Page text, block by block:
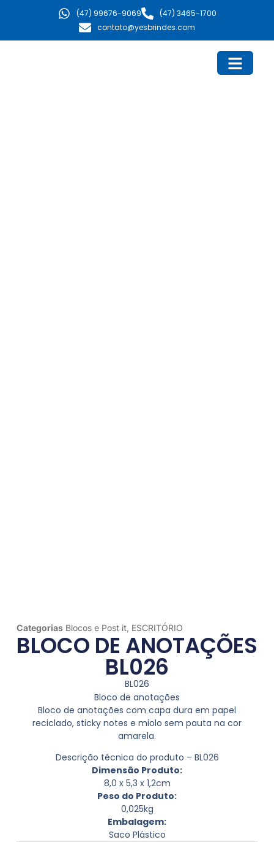
(47) 99676-9069
(47) 3465-1700
contato@yesbrindes.com
Categorias Blocos e Post it, ESCRITÓRIO
BLOCO DE ANOTAÇÕES
BL026
BL026
Bloco de anotações
Bloco de anotações com capa dura em papel
reciclado, sticky notes e miolo sem pauta na cor
amarela.
Descrição técnica do produto – BL026
Dimensão Produto:
8,0 x 5,3 x 1,2cm
Peso do Produto:
0,025kg
Embalagem:
Saco Plástico